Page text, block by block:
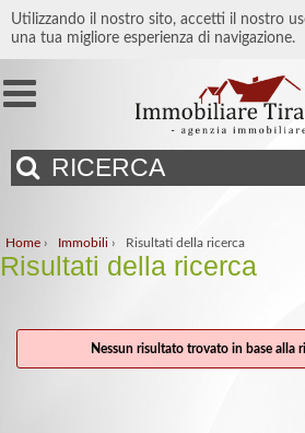
Utilizzando il nostro sito, accetti il nostro
una tua migliore esperienza di navigazione.
RICERCA
Home › Immobili › Risultati della ricerca
Risultati della ricerca
Nessun risultato trovato in base alla